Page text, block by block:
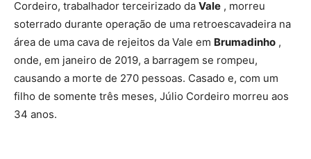
Cordeiro, trabalhador terceirizado da Vale , morreu
soterrado durante operação de uma retroescavadeira na
área de uma cava de rejeitos da Vale em Brumadinho ,
onde, em janeiro de 2019, a barragem se rompeu,
causando a morte de 270 pessoas. Casado e, com um
filho de somente três meses, Júlio Cordeiro morreu aos
34 anos.